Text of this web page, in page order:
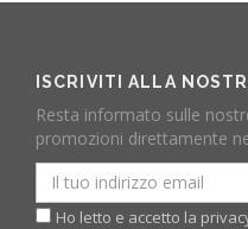
ISCRIVITI ALLA
Resta informato sulle
promozioni direttamente
Ho letto e accetto la